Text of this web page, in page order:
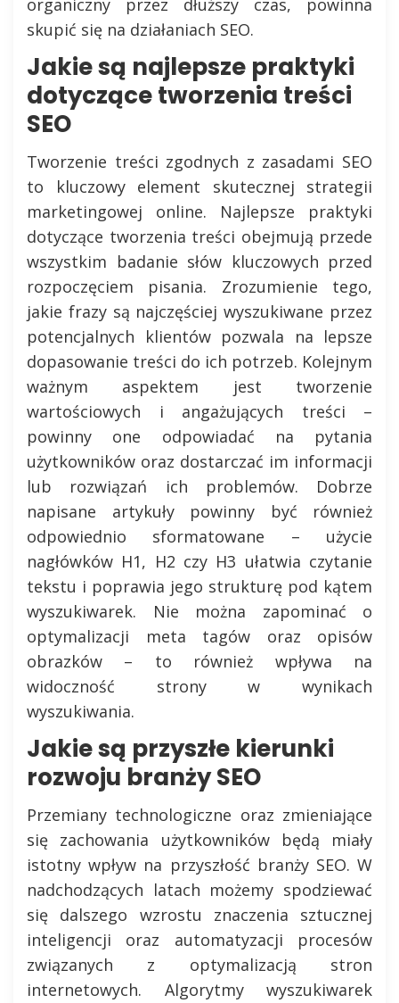
organiczny przez dłuższy czas, powinna
skupić się na działaniach SEO.
Jakie są najlepsze praktyki
dotyczące tworzenia treści
SEO
Tworzenie treści zgodnych z zasadami SEO
to kluczowy element skutecznej strategii
marketingowej online. Najlepsze praktyki
dotyczące tworzenia treści obejmują przede
wszystkim badanie słów kluczowych przed
rozpoczęciem pisania. Zrozumienie tego,
jakie frazy są najczęściej wyszukiwane przez
potencjalnych klientów pozwala na lepsze
dopasowanie treści do ich potrzeb. Kolejnym
ważnym aspektem jest tworzenie
wartościowych i angażujących treści –
powinny one odpowiadać na pytania
użytkowników oraz dostarczać im informacji
lub rozwiązań ich problemów. Dobrze
napisane artykuły powinny być również
odpowiednio sformatowane – użycie
nagłówków H1, H2 czy H3 ułatwia czytanie
tekstu i poprawia jego strukturę pod kątem
wyszukiwarek. Nie można zapominać o
optymalizacji meta tagów oraz opisów
obrazków – to również wpływa na
widoczność strony w wynikach
wyszukiwania.
Jakie są przyszłe kierunki
rozwoju branży SEO
Przemiany technologiczne oraz zmieniające
się zachowania użytkowników będą miały
istotny wpływ na przyszłość branży SEO. W
nadchodzących latach możemy spodziewać
się dalszego wzrostu znaczenia sztucznej
inteligencji oraz automatyzacji procesów
związanych z optymalizacją stron
internetowych. Algorytmy wyszukiwarek